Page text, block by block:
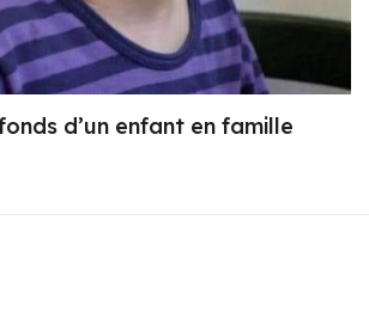
d’un enfant en famille